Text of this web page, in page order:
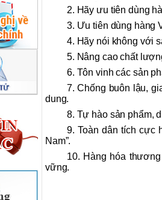
2. Hãy ưu tiên dùng
3. Ưu tiên dùng hàng
4. Hãy nói không với
5. Nâng cao chất
6. Tôn vinh các sản
7. Chống buôn lậu,
dung.
8. Tự hào sản phẩm,
9. Toàn dân tích cực
Nam”.
10. Hàng hóa
vững.